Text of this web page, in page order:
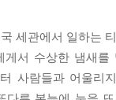
중에서
나니 원래 사진도
고 다른 사람은 길
세관에서 일하는
게서 수상한 냄새
사람들과 어울리